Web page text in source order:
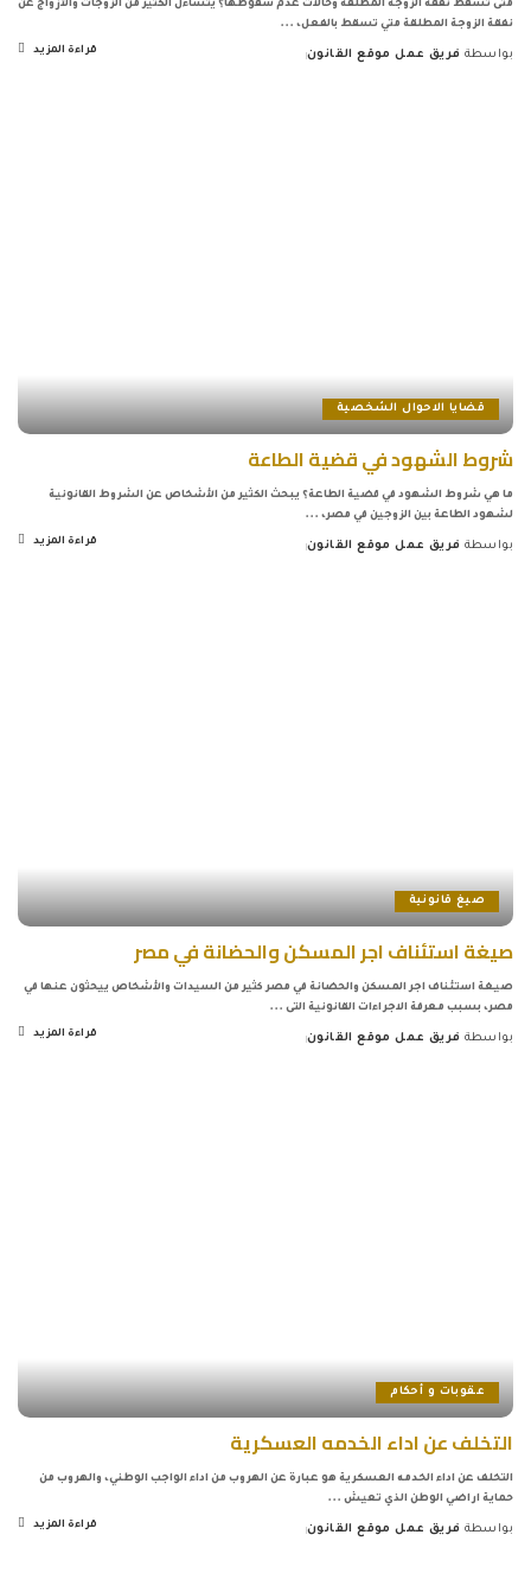
متى تسقط نفقة الزوجة المطلقة وحالات عدم سقوطها؟ يتساءل الكثير من الزوجات والأزواج عن
نفقة الزوجة المطلقة متي تسقط بالفعل، ...
بواسطة فريق عمل موقع القانون قراءة المزيد
قضايا الاحوال الشخصية
شروط الشهود في قضية الطاعة
ما هي شروط الشهود في قضية الطاعة؟ يبحث الكثير من الأشخاص عن الشروط القانونية
لشهود الطاعة بين الزوجين في مصر، ...
بواسطة فريق عمل موقع القانون قراءة المزيد
صيغ قانونية
صيغة استئناف اجر المسكن والحضانة في مصر
صيغة استئناف اجر المسكن والحضانة في مصر كثير من السيدات والأشخاص ييحثون عنها في
مصر، بسبب معرفة الاجراءات القانونية التى ...
Posted
بواسطة فريق عمل موقع القانون قراءة المزيد
عقوبات و أحكام
التخلف عن اداء الخدمه العسكرية
التخلف عن اداء الخدمه العسكرية هو عبارة عن الهروب من اداء الواجب الوطني، والهروب من
حماية اراضي الوطن الذي تعيش ...
بواسطة فريق عمل موقع القانون قراءة المزيد